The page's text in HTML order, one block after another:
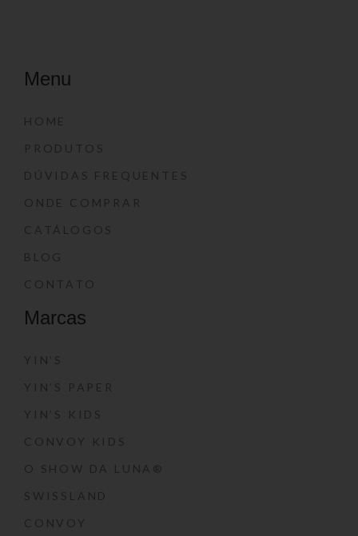
Menu
HOME
PRODUTOS
DÚVIDAS FREQUENTES
ONDE COMPRAR
CATÁLOGOS
BLOG
CONTATO
Marcas
YIN’S
YIN’S PAPER
YIN’S KIDS
CONVOY KIDS
O SHOW DA LUNA®
SWISSLAND
CONVOY